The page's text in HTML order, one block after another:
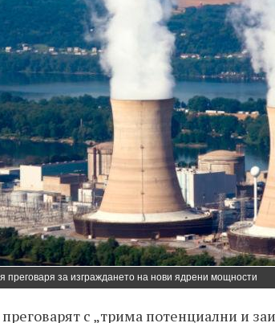
преговаря за изграждането на нови ядрени мощности
с „трима потенциални и